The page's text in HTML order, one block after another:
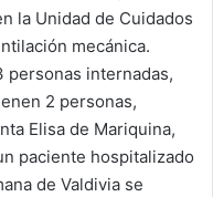
la Unidad de Cuidados
mecánica.
personas internadas,
2 personas,
Elisa de Mariquina,
paciente hospitalizado
de Valdivia se